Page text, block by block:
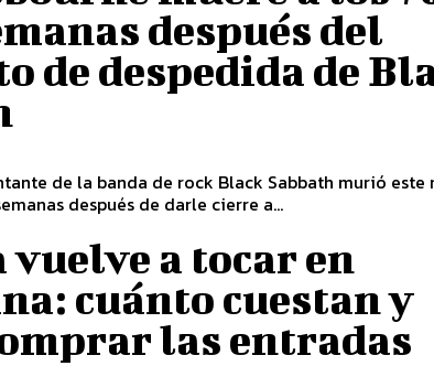
después del
de despedida de
de la banda de rock Black Sabbath murió este
después de darle cierre a...
a tocar en
cuánto cuestan y
las entradas